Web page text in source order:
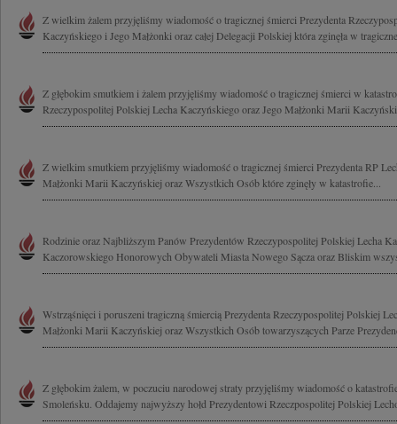
Z wielkim żalem przyjęliśmy wiadomość o tragicznej śmierci Prezydenta
Kaczyńskiego i Jego Małżonki oraz całej Delegacji Polskiej która zginęła w
Z głębokim smutkiem i żalem przyjęliśmy wiadomość o tragicznej śmierci w
Rzeczypospolitej Polskiej Lecha Kaczyńskiego oraz Jego Małżonki Marii
Z wielkim smutkiem przyjęliśmy wiadomość o tragicznej śmierci Prezydenta RP
Małżonki Marii Kaczyńskiej oraz Wszystkich Osób które zginęły w katastrofie...
Rodzinie oraz Najbliższym Panów Prezydentów Rzeczypospolitej Polskiej Lecha
Kaczorowskiego Honorowych Obywateli Miasta Nowego Sącza oraz Bliskim
Wstrząśnięci i poruszeni tragiczną śmiercią Prezydenta Rzeczypospolitej Polskiej
Małżonki Marii Kaczyńskiej oraz Wszystkich Osób towarzyszących Parze
Z głębokim żalem, w poczuciu narodowej straty przyjęliśmy wiadomość o
Smoleńsku. Oddajemy najwyższy hołd Prezydentowi Rzeczpospolitej Polskiej